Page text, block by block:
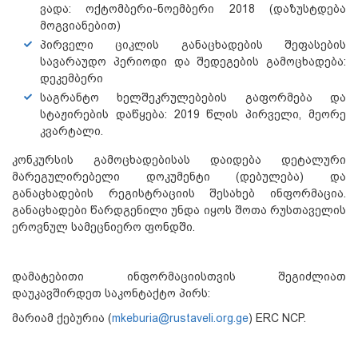
ვადა: ოქტომბერი-ნოემბერი 2018 (დაზუსტდება
მოგვიანებით)
პირველი ციკლის განაცხადების შეფასების
სავარაუდო პერიოდი და შედეგების გამოცხადება:
დეკემბერი
საგრანტო ხელშეკრულებების გაფორმება და
სტაჟირების დაწყება: 2019 წლის პირველი, მეორე
კვარტალი.
კონკურსის გამოცხადებისას დაიდება დეტალური
მარეგულირებელი დოკუმენტი (დებულება) და
განაცხადების რეგისტრაციის შესახებ ინფორმაცია.
განაცხადები წარდგენილი უნდა იყოს შოთა რუსთაველის
ეროვნულ სამეცნიერო ფონდში.
დამატებითი ინფორმაციისთვის შეგიძლიათ
დაუკავშირდეთ საკონტაქტო პირს:
მარიამ ქებურია (mkeburia@rustaveli.org.ge) ERC NCP.